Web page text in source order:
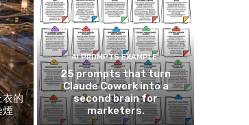
衣的
煙
AI PROMPTS EXAMPLE
25 prompts that turn
Claude Cowork into a
second brain for
marketers.